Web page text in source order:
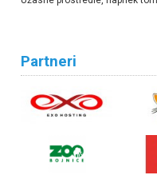
Partneri